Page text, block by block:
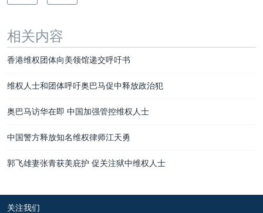
相关内容
香港维权团体向美领馆递交呼吁书
维权人士和团体呼吁奥巴马促中释放政治犯
奥巴马访华在即 中国加强管控维权人士
中国警方释放知名维权律师江天勇
郭飞雄妻张青获美庇护 促关注狱中维权人士
关注我们